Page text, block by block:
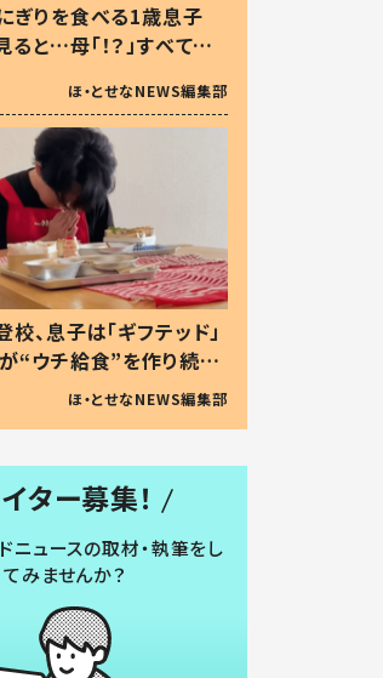
ぎりを食べる1歳息子
ると…母「！？」すべてを
稿に「可愛いから許
」
ほ・とせなNEWS編集部
、息子は「ギフテッド」
“ウチ給食”を作り続け
#令和の親 #令和の子
ほ・とせなNEWS編集部
ター募集！
ニュースの取材・執筆をし
てみませんか？